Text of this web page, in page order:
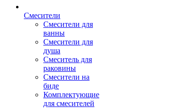
Смесители
Смесители для
ванны
Смесители для
душа
Смеситель для
раковины
Смесители на
биде
Комплектующие
для смесителей